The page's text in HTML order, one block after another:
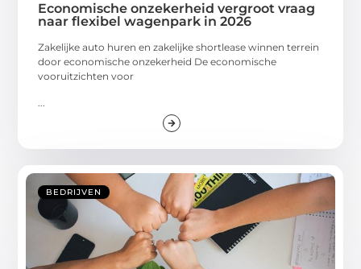
Economische onzekerheid vergroot vraag
naar flexibel wagenpark in 2026
Zakelijke auto huren en zakelijke shortlease winnen terrein
door economische onzekerheid De economische
vooruitzichten voor
BEDRIJVEN